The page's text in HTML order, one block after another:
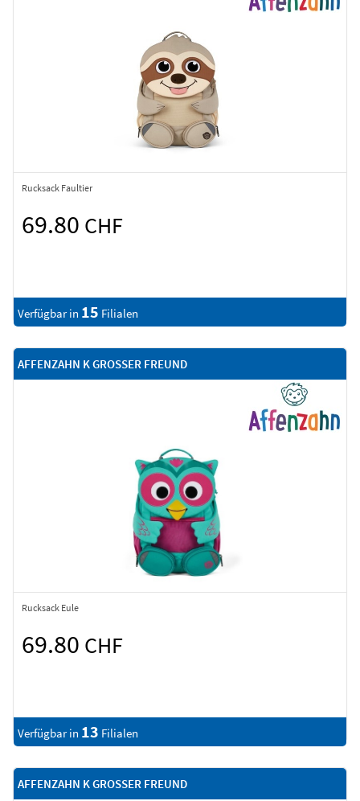
Rucksack Faultier
69.80 CHF
Verfügbar in 15 Filialen
AFFENZAHN K GROSSER FREUND
Rucksack Eule
69.80 CHF
Verfügbar in 13 Filialen
AFFENZAHN K GROSSER FREUND